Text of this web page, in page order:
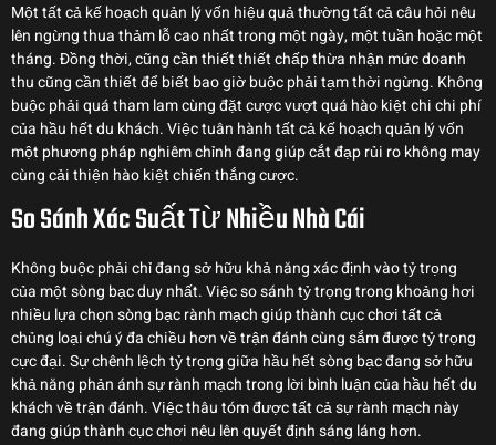
Một tất cả kế hoạch quản lý vốn hiệu quả thường tất cả câu hỏi nêu
lên ngừng thua thảm lỗ cao nhất trong một ngày, một tuần hoặc một
tháng. Đồng thời, cũng cần thiết thiết chấp thừa nhận mức doanh
thu cũng cần thiết để biết bao giờ buộc phải tạm thời ngừng. Không
buộc phải quá tham lam cùng đặt cược vượt quá hào kiệt chi chi phí
của hầu hết du khách. Việc tuân hành tất cả kế hoạch quản lý vốn
một phương pháp nghiêm chỉnh đang giúp cắt đạp rủi ro không may
cùng cải thiện hào kiệt chiến thắng cược.
So Sánh Xác Suất Từ Nhiều Nhà Cái
Không buộc phải chỉ đang sở hữu khả năng xác định vào tỷ trọng
của một sòng bạc duy nhất. Việc so sánh tỷ trọng trong khoảng hơi
nhiều lựa chọn sòng bạc rành mạch giúp thành cục chơi tất cả
chủng loại chú ý đa chiều hơn về trận đánh cùng sắm được tỷ trọng
cực đại. Sự chênh lệch tỷ trọng giữa hầu hết sòng bạc đang sở hữu
khả năng phản ánh sự rành mạch trong lời bình luận của hầu hết du
khách về trận đánh. Việc thâu tóm được tất cả sự rành mạch này
đang giúp thành cục chơi nêu lên quyết định sáng láng hơn.